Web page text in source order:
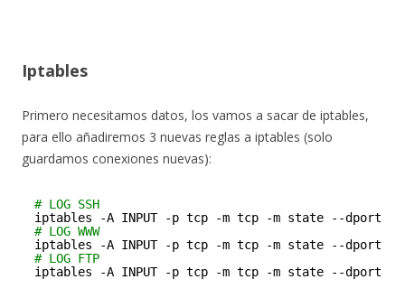
Iptables
Primero necesitamos datos, los vamos a sacar de iptables,
para ello añadiremos 3 nuevas reglas a iptables (solo
guardamos conexiones nuevas):
# LOG SSH
iptables -A INPUT -p tcp -m tcp -m state --dport
# LOG WWW
iptables -A INPUT -p tcp -m tcp -m state --dport
# LOG FTP
iptables -A INPUT -p tcp -m tcp -m state --dport